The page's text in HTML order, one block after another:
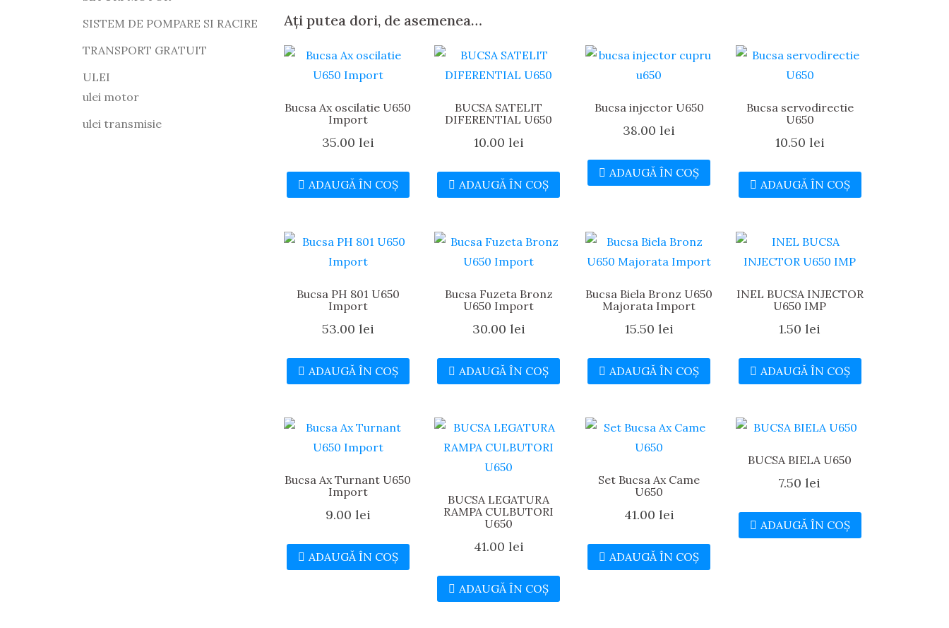
Ați putea dori, de asemenea…
Bucsa Ax oscilatie U650
Import
35.00 lei
ADAUGĂ ÎN COȘ
BUCSA SATELIT
DIFERENTIAL U650
10.00 lei
ADAUGĂ ÎN COȘ
Bucsa injector U650
38.00lei
ADAUGĂ ÎN COȘ
Bucsa servodirectie
U650
10.50 lei
ADAUGĂ ÎN COȘ
Bucsa PH 801 U650
Import
53.00 lei
ADAUGĂ ÎN COȘ
Bucsa Fuzeta Bronz
U650 Import
30.00 lei
ADAUGĂ ÎN COȘ
Bucsa Biela Bronz U650
Majorata Import
15.50 lei
ADAUGĂ ÎN COȘ
INEL BUCSA INJECTOR
U650 IMP
1.50lei
ADAUGĂ ÎN COȘ
Bucsa Ax Turnant U650
Import
9.00 lei
ADAUGĂ ÎN COȘ
BUCSA LEGATURA
RAMPA CULBUTORI
U650
41.00 lei
ADAUGĂ ÎN COȘ
Set Bucsa Ax Came
U650
41.00 lei
ADAUGĂ ÎN COȘ
BUCSA BIELA U650
7.50lei
ADAUGĂ ÎN COȘ
SISTEM DE POMPARE SI RACIRE
TRANSPORT GRATUIT
ULEI
ulei motor
ulei transmisie